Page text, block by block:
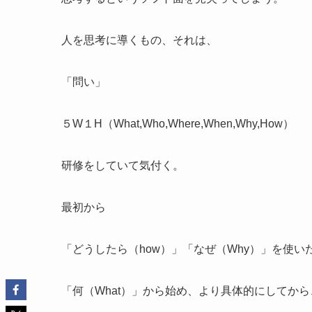
人を思考に導くもの、それは、
「問い」
５W１H（What,Who,Where,When,Why,How）
研修をしていて気付く。
最初から
「どうしたら（how）」「なぜ（Why）」を使い
「何（What）」から始め、より具体的にしてから